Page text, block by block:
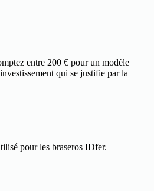
entre 200 € pour un modèle
qui se justifie par la
pour les braseros IDfer.